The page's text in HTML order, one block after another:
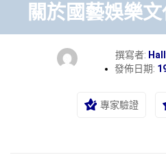
關於國藝娛樂
撰寫者:
發佈日期:
專家驗證